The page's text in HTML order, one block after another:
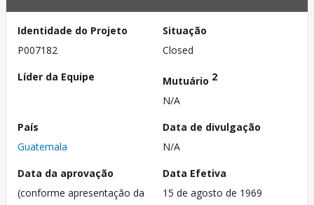
Identidade do Projeto
P007182
Situação
Closed
Líder da Equipe
Mutuário 2
N/A
País
Guatemala
Data de divulgação
N/A
Data da aprovação
(conforme apresentação da
Data Efetiva
15 de agosto de 1969